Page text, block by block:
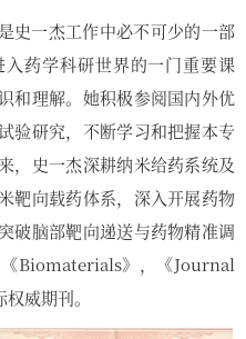
史一杰工作中必不可少的一部
药学科研世界的一门重要课
和理解。她积极参阅国内外优
验研究，不断学习和把握本专
，史一杰深耕纳米给药系统及
靶向载药体系，深入开展药物
破脑部靶向递送与药物精准调
Biomaterials》，《Journal
威期刊。